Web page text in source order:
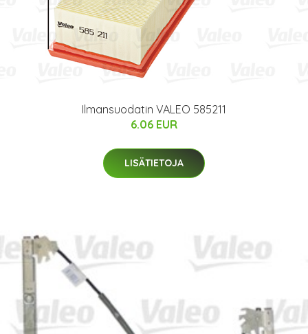
Ilmansuodatin VALEO 585211
6.06 EUR
LISÄTIETOJA